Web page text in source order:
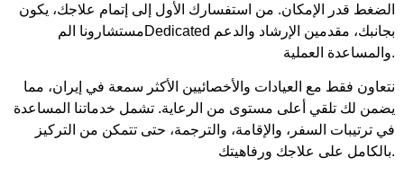
الضغط قدر الإمكان. من استفسارك الأول إلى إتمام علاجك، يكون
مستشارونا المDedicated بجانبك، مقدمين الإرشاد والدعم
والمساعدة العملية.
نتعاون فقط مع العيادات والأخصائيين الأكثر سمعة في إيران، مما
يضمن لك تلقي أعلى مستوى من الرعاية. تشمل خدماتنا المساعدة
في ترتيبات السفر، والإقامة، والترجمة، حتى تتمكن من التركيز
بالكامل على علاجك ورفاهيتك.